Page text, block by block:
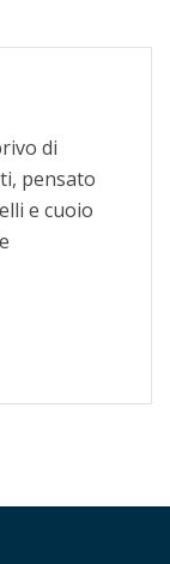
di
pensato
e cuoio